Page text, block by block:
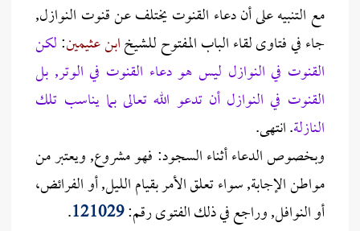
مع التنبيه على أن دعاء القنوت يختلف عن قنوت النوازل,
جاء في فتاوى لقاء الباب المفتوح للشيخابن عثيمين:لكن
القنوت في النوازل ليس هو دعاء القنوت في الوتر, بل
القنوت في النوازل أن تدعو الله تعالى بما يناسب تلك
النازلة. انتهى.
وبخصوص الدعاء أثناء السجود: فهو مشروع, ويعتبر من
مواطن الإجابة, سواء تعلق الأمر بقيام الليل, أو الفرائض،
أو النوافل, وراجع في ذلك الفتوى رقم:121029
.